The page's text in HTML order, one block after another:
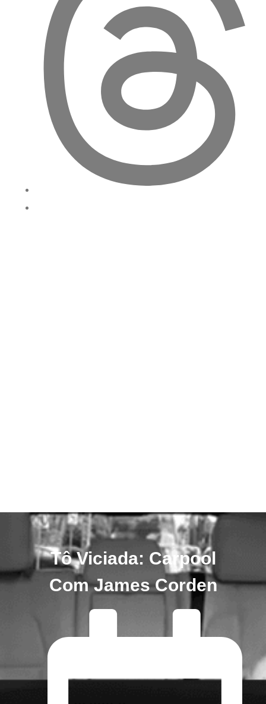
Tô Viciada: Carpool
Com James Corden